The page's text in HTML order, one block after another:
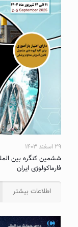
۲۹ اسفند ۱۴۰۳
ششمین کنگره بین
فارماکولوژی ایران
اطلاعات بیشتر